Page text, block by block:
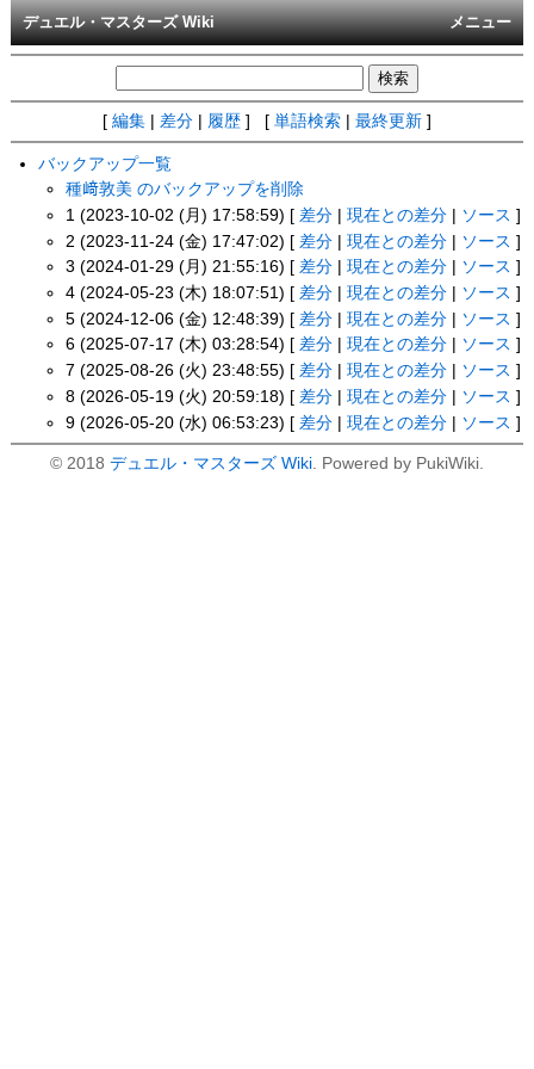
メニュー
デュエル・マスターズ Wiki
[ 編集 差分 履歴 ] [ 単語検索 最終更新 ]
バックアップ一覧
種﨑敦美 のバックアップを削除
1 (2023-10-02 (月) 17:58:59) [ 差分 |現在との差分 ソース ]
2 (2023-11-24 (金) 17:47:02) [ 差分 |現在との差分 ソース ]
3 (2024-01-29 (月) 21:55:16) [ 差分 |現在との差分 ソース ]
4 (2024-05-23 (木) 18:07:51) [ 差分 |現在との差分 ソース ]
5 (2024-12-06 (金) 12:48:39) [ 差分 |現在との差分 ソース ]
6 (2025-07-17 (木) 03:28:54) [ 差分 |現在との差分 ソース ]
7 (2025-08-26 (火) 23:48:55) [ 差分 |現在との差分 ソース ]
8 (2026-05-19 (火) 20:59:18) [ 差分 |現在との差分 ソース ]
9 (2026-05-20 (水) 06:53:23) [ 差分 |現在との差分 | ソース ]
© 2018 デュエル・マスターズ Wiki. Powered by PukiWiki.